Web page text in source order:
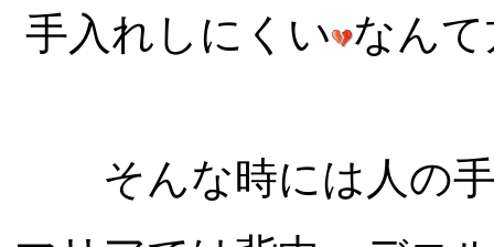
手入れしにくい なん
そんな時には人の